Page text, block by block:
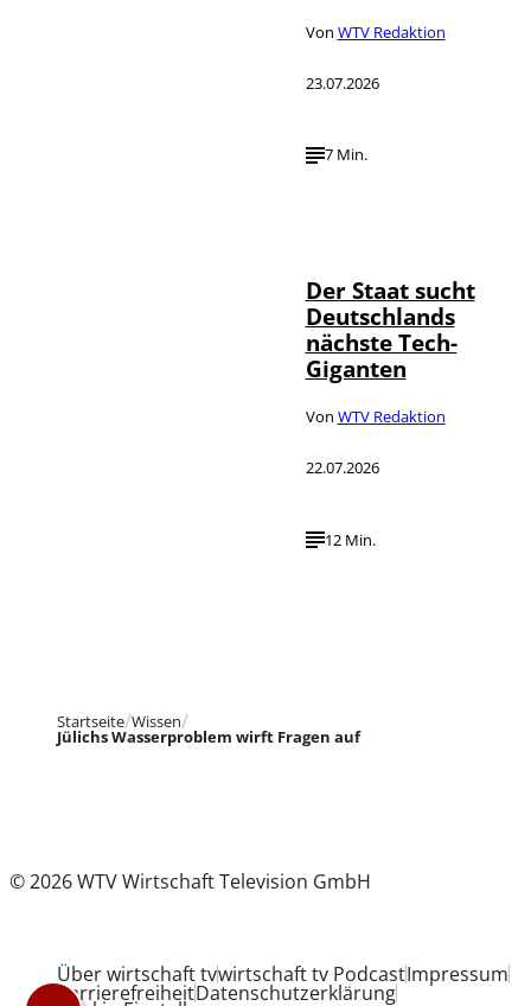
Von WTV Redaktion
23.07.2026
7 Min.
Der Staat sucht
Deutschlands
nächste Tech-
Giganten
Von WTV Redaktion
22.07.2026
12 Min.
Startseite Wissen
Jülichs Wasserproblem wirft Fragen auf
© 2026 WTV Wirtschaft Television GmbH
Über wirtschaft tvwirtschaft tv PodcastImpressum
BarrierefreiheitDatenschutzerklärung